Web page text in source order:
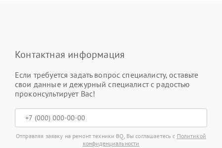
Контактная информация
Если требуется задать вопрос специалисту, оставьте
свои данные и дежурный специалист с радостью
проконсультирует Вас!
Отправляя заявку на ремонт техники BQ, Вы соглашаетесь с Политикой
конфиденциальности